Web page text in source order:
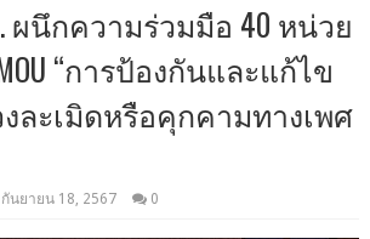
ผนึกความร่วมมือ 40 หน่วย
“การป้องกันและแก้ไข
ละเมิดหรือคุกคามทางเพศ
กันยายน 18, 2567 0